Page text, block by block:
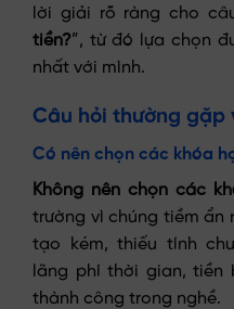
lời giải rõ ràng cho
tiền?”, từ đó lựa chọn
nhất với mình.
Câu hỏi thường gặp
Có nên chọn các khóa
Không nên chọn các
trường vì chúng tiềm ẩn
tạo kém, thiếu tính
lãng phí thời gian,
thành công trong nghề.